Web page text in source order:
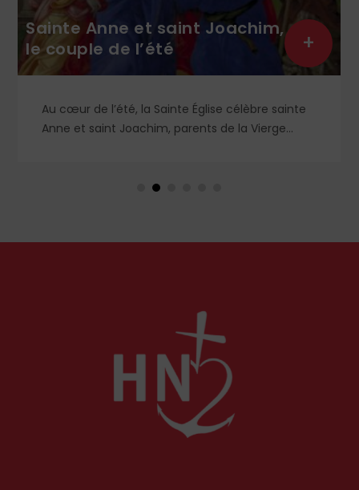
Sainte Anne et saint Joachim,
le couple de l’été
Au cœur de l’été, la Sainte Église célèbre sainte
Anne et saint Joachim, parents de la Vierge
en Orient qu’en Occident, célèbre par sa piété
+